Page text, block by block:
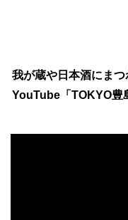
我が蔵や日本酒にま
YouTube「TOKYO豊